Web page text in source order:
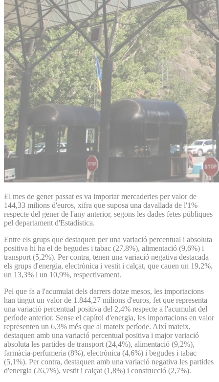
El mes de gener passat es va importar mercaderies per valor de
144,33 milions d'euros, xifra que suposa una davallada de l'1%
respecte del gener de l'any anterior, segons les dades fetes públiques
pel departament d'Estadística.
Entre els grups que destaquen per una variació percentual i absoluta
positiva hi ha el de begudes i tabac (27,8%), alimentació (9,6%) i
transport (5,2%). Per contra, tenen una variació negativa destacada
els grups d'energia, electrònica i vestit i calçat, que cauen un 19,2%,
un 13,3% i un 10,9%, respectivament.
Pel que fa a l'acumulat dels darrers dotze mesos, les importacions
han tingut un valor de 1.844,27 milions d'euros, fet que representa
una variació percentual positiva del 2,4% respecte a l'acumulat del
període anterior. Sense el capítol d'energia, les importacions en valor
representen un 6,3% més que al mateix període. Així mateix,
destaquen amb una variació percentual positiva i major variació
absoluta les partides de transport (24,4%), alimentació (9,2%),
farmàcia-perfumeria (8%), electrònica (4,6%) i begudes i tabac
(5,1%). Per contra, destaquen amb una variació negativa les partides
d'energia (26,7%), vestit i calçat (1,8%) i construcció (2,7%).